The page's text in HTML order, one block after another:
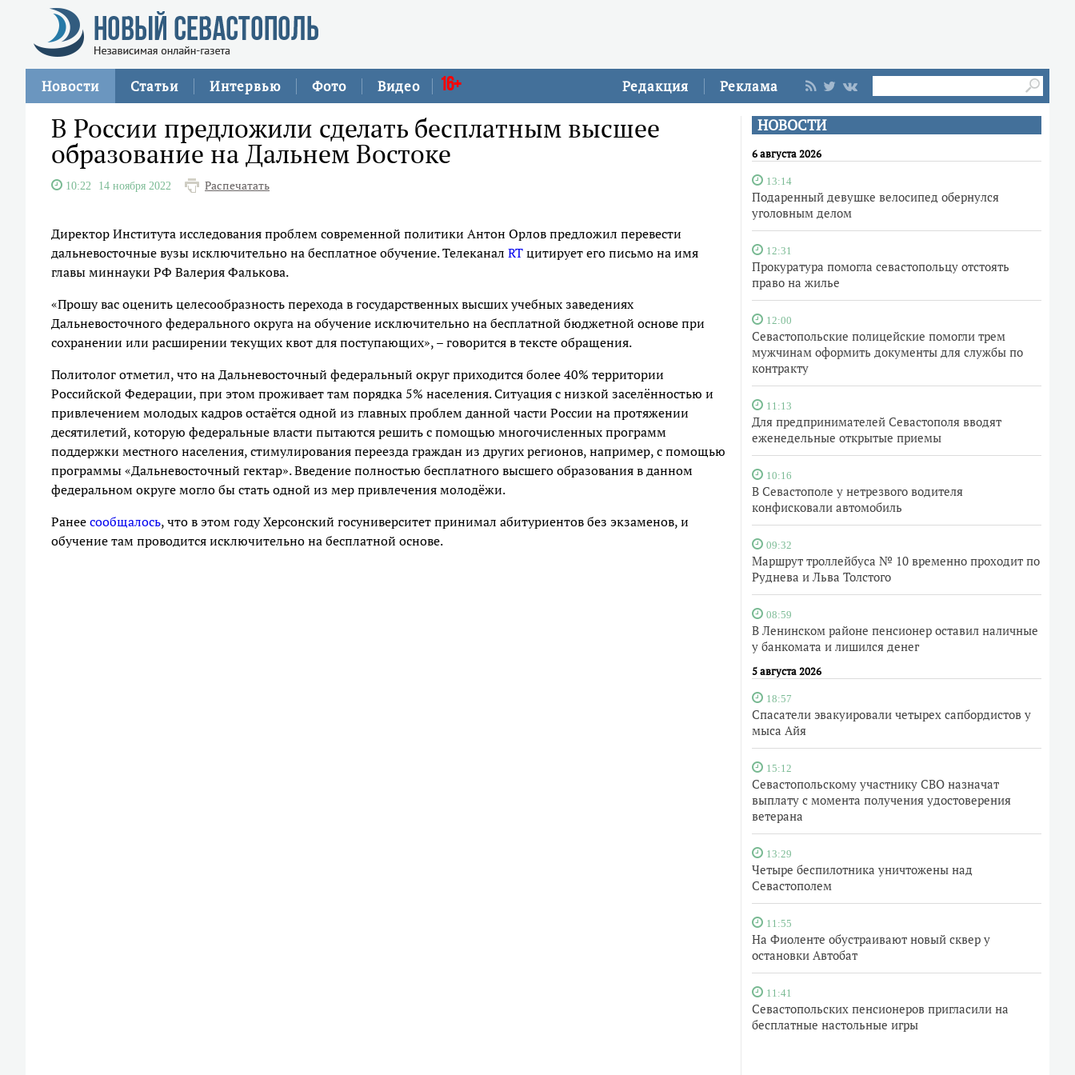
Редакция Реклама
Новости Статьи Интервью Фото Видео 16+
НОВОСТИ
6 августа 2026
13:14
Подаренный девушке велосипед обернулся
уголовным делом
12:31
Прокуратура помогла севастопольцу отстоять
право на жилье
12:00
Севастопольские полицейские помогли трем
мужчинам оформить документы для службы по
контракту
11:13
Для предпринимателей Севастополя вводят
еженедельные открытые приемы
10:16
В Севастополе у нетрезвого водителя
конфисковали автомобиль
09:32
Маршрут троллейбуса № 10 временно проходит по
Руднева и Льва Толстого
08:59
В Ленинском районе пенсионер оставил наличные
у банкомата и лишился денег
5 августа 2026
18:57
Спасатели эвакуировали четырех сапбордистов у
мыса Айя
15:12
Севастопольскому участнику СВО назначат
выплату с момента получения удостоверения
ветерана
13:29
Четыре беспилотника уничтожены над
Севастополем
11:55
На Фиоленте обустраивают новый сквер у
остановки Автобат
11:41
Севастопольских пенсионеров пригласили на
бесплатные настольные игры
В России предложили сделать бесплатным высшее
образование на Дальнем Востоке
10:22 14 ноября 2022 Распечатать
Директор Института исследования проблем современной политики Антон Орлов предложил перевести
дальневосточные вузы исключительно на бесплатное обучение. Телеканал RTцитирует его письмо на имя
главы миннауки РФ Валерия Фалькова.
«Прошу вас оценить целесообразность перехода в государственных высших учебных заведениях
Дальневосточного федерального округа на обучение исключительно на бесплатной бюджетной основе при
сохранении или расширении текущих квот для поступающих», – говорится в тексте обращения.
Политолог отметил, что на Дальневосточный федеральный округ приходится более 40% территории
Российской Федерации, при этом проживает там порядка 5% населения. Ситуация с низкой заселённостью и
привлечением молодых кадров остаётся одной из главных проблем данной части России на протяжении
десятилетий, которую федеральные власти пытаются решить с помощью многочисленных программ
поддержки местного населения, стимулирования переезда граждан из других регионов, например, с помощью
программы «Дальневосточный гектар». Введение полностью бесплатного высшего образования в данном
федеральном округе могло бы стать одной из мер привлечения молодёжи.
Ранеесообщалось, что в этом году Херсонский госуниверситет принимал абитуриентов без экзаменов, и
обучение там проводится исключительно на бесплатной основе.